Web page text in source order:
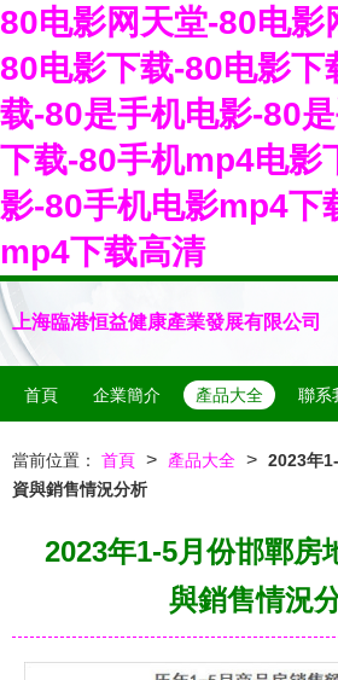
80电影网天堂-80电影
80电影下载-80电影下
载-80是手机电影-80
下载-80手机mp4电影
影-80手机电影mp4下
mp4下载高清
上海臨港恒益健康產業發展有限公司
首頁 企業簡介 產品大全 聯系
當前位置： 首頁 > 產品大全 > 2023年
資與銷售情況分析
2023年1-5月份邯鄲房
與銷售情況